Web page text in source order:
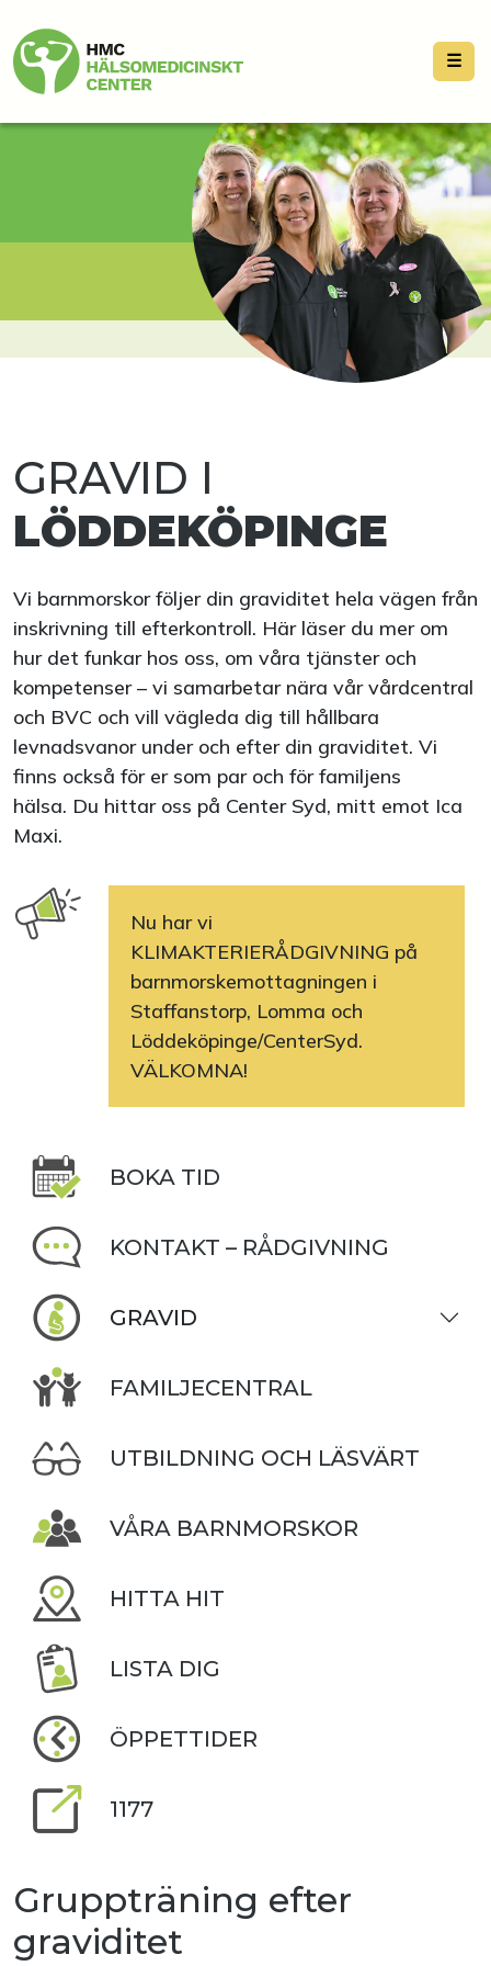
☰
GRAVID I
LÖDDEKÖPINGE
Vi barnmorskor följer din graviditet hela vägen från
inskrivning till efterkontroll. Här läser du mer om
hur det funkar hos oss, om våra tjänster och
kompetenser – vi samarbetar nära vår vårdcentral
och BVC och vill vägleda dig till hållbara
levnadsvanor under och efter din graviditet. Vi
finns också för er som par och för familjens
hälsa. Du hittar oss på Center Syd, mitt emot Ica
Maxi.
Nu har vi
KLIMAKTERIERÅDGIVNING på
barnmorskemottagningen i
Staffanstorp, Lomma och
Löddeköpinge/CenterSyd.
VÄLKOMNA!
BOKA TID
KONTAKT – RÅDGIVNING
GRAVID
FAMILJECENTRAL
UTBILDNING OCH LÄSVÄRT
VÅRA BARNMORSKOR
HITTA HIT
LISTA DIG
ÖPPETTIDER
1177
Gruppträning efter
graviditet